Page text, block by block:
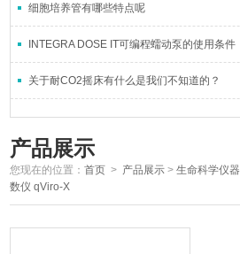
细胞培养管有哪些特点呢
INTEGRA DOSE IT可编程蠕动泵的使用条件
关于耐CO2摇床有什么是我们不知道的？
产品展示
您现在的位置：首页 > 产品展示 >生命科学仪器
数仪 qViro-X